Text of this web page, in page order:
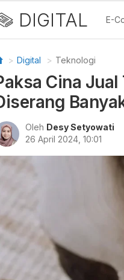
DIGITAL E-
Digital Teknologi
Cina
Oleh Desy Setyowati
26 April 2024, 10:01